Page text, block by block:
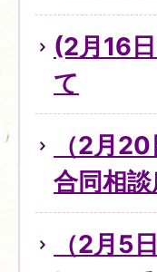
(2月16
て
（2月
合同相
（2月5